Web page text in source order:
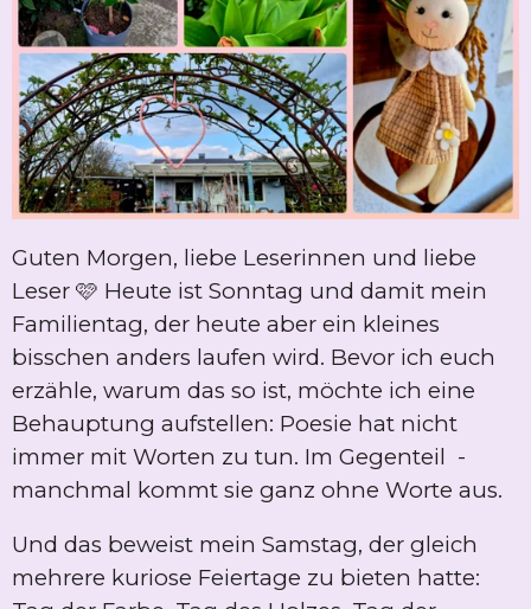
Guten Morgen, liebe Leserinnen und liebe
Leser 🩷 Heute ist Sonntag und damit mein
Familientag, der heute aber ein kleines
bisschen anders laufen wird. Bevor ich euch
erzähle, warum das so ist, möchte ich eine
Behauptung aufstellen: Poesie hat nicht
immer mit Worten zu tun. Im Gegenteil -
manchmal kommt sie ganz ohne Worte aus.
Und das beweist mein Samstag, der gleich
mehrere kuriose Feiertage zu bieten hatte: